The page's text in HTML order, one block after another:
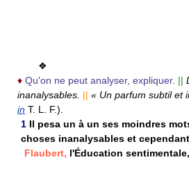
❖
♦ Qu'on ne peut analyser, expliquer. ||
inanalysables. || « Un parfum subtil et
in T. L. F.).
1 Il pesa un à un ses moindres
choses inanalysables et
Flaubert, l'Éducation